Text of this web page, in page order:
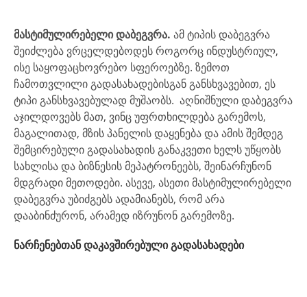
მასტიმულირებელი დაბეგვრა. ამ ტიპის დაბეგვრა
შეიძლება ვრცელდებოდეს როგორც ინდუსტრიულ,
ისე საყოფაცხოვრებო სფეროებზე. ზემოთ
ჩამოთვლილი გადასახადებისგან განსხვავებით, ეს
ტიპი განსხვავებულად მუშაობს. აღნიშნული დაბეგვრა
აჯილდოვებს მათ, ვინც უფრთხილდება გარემოს,
მაგალითად, მზის პანელის დაყენება და ამის შემდეგ
შემცირებული გადასახადის განაკვეთი ხელს უწყობს
სახლისა და ბიზნესის მეპატრონეებს, შეინარჩუნონ
მდგრადი მეთოდები. ასევე, ასეთი მასტიმულირებელი
დაბეგვრა უბიძგებს ადამიანებს, რომ არა
დააბინძურონ, არამედ იზრუნონ გარემოზე.
ნარჩენებთან დაკავშირებული გადასახადები